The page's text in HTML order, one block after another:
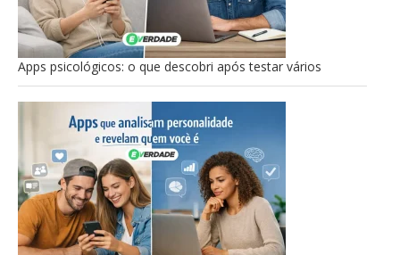
Apps psicológicos: o que descobri após testar vários